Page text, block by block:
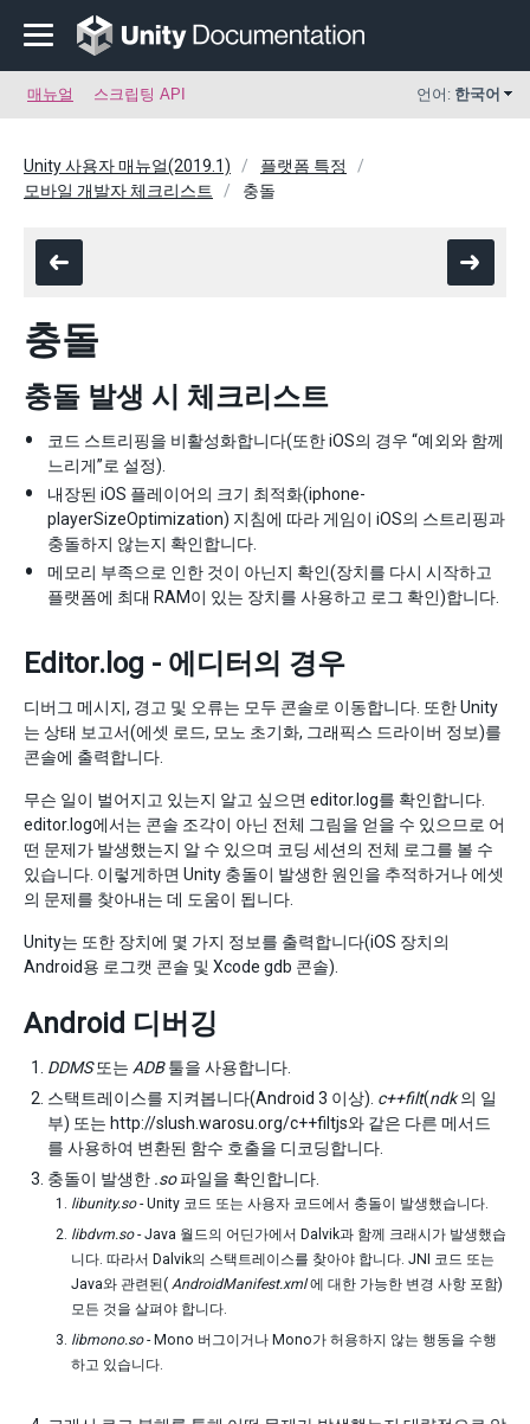
매뉴얼 스크립팅 API 언어: 한국어
Unity 사용자 매뉴얼(2019.1)
플랫폼 특정
모바일 개발자 체크리스트
충돌
충돌
충돌 발생 시 체크리스트
코드 스트리핑을 비활성화합니다(또한 iOS의 경우 “예외와 함께
느리게”로 설정).
내장된 iOS 플레이어의 크기 최적화(iphone-
playerSizeOptimization) 지침에 따라 게임이 iOS의 스트리핑과
충돌하지 않는지 확인합니다.
메모리 부족으로 인한 것이 아닌지 확인(장치를 다시 시작하고
플랫폼에 최대 RAM이 있는 장치를 사용하고 로그 확인)합니다.
Editor.log - 에디터의 경우
디버그 메시지, 경고 및 오류는 모두 콘솔로 이동합니다. 또한 Unity
는 상태 보고서(에셋 로드, 모노 초기화, 그래픽스 드라이버 정보)를
콘솔에 출력합니다.
무슨 일이 벌어지고 있는지 알고 싶으면 editor.log를 확인합니다.
editor.log에서는 콘솔 조각이 아닌 전체 그림을 얻을 수 있으므로 어
떤 문제가 발생했는지 알 수 있으며 코딩 세션의 전체 로그를 볼 수
있습니다. 이렇게하면 Unity 충돌이 발생한 원인을 추적하거나 에셋
의 문제를 찾아내는 데 도움이 됩니다.
Unity는 또한 장치에 몇 가지 정보를 출력합니다(iOS 장치의
Android용 로그캣 콘솔 및 Xcode gdb 콘솔).
Android 디버깅
DDMS또는 ADB툴을 사용합니다.
스택트레이스를 지켜봅니다(Android 3 이상). c++filt(ndk의 일
부) 또는 http://slush.warosu.org/c++filtjs와 같은 다른 메서드
를 사용하여 변환된 함수 호출을 디코딩합니다.
충돌이 발생한 .so파일을 확인합니다.
libunity.so- Unity 코드 또는 사용자 코드에서 충돌이 발생했습니다.
libdvm.so- Java 월드의 어딘가에서 Dalvik과 함께 크래시가 발생했습
니다. 따라서 Dalvik의 스택트레이스를 찾아야 합니다. JNI 코드 또는
Java와 관련된( AndroidManifest.xml에 대한 가능한 변경 사항 포함)
모든 것을 살펴야 합니다.
libmono.so- Mono 버그이거나 Mono가 허용하지 않는 행동을 수행
하고 있습니다.